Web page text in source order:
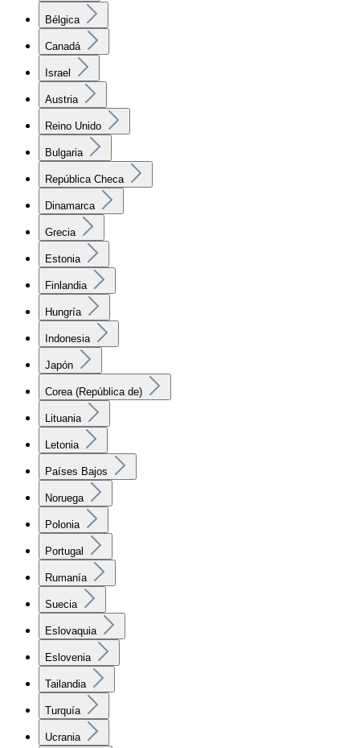
Bélgica
Canadá
Israel
Austria
Reino Unido
Bulgaria
República Checa
Dinamarca
Grecia
Estonia
Finlandia
Hungría
Indonesia
Japón
Corea (República de)
Lituania
Letonia
Países Bajos
Noruega
Polonia
Portugal
Rumanía
Suecia
Eslovaquia
Eslovenia
Tailandia
Turquía
Ucrania